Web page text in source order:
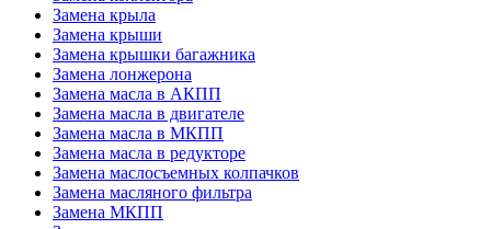
Замена крыла
Замена крыши
Замена крышки багажника
Замена лонжерона
Замена масла в АКПП
Замена масла в двигателе
Замена масла в МКПП
Замена масла в редукторе
Замена маслосъемных колпачков
Замена масляного фильтра
Замена МКПП